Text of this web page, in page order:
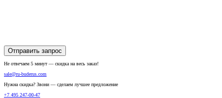
Отправить запрос
Не отвечаем 5 минут — скидка на весь заказ!
sale@ru-buderus.com
Нужна скидка? Звони — сделаем лучшее предложение
+7 495 247-00-47